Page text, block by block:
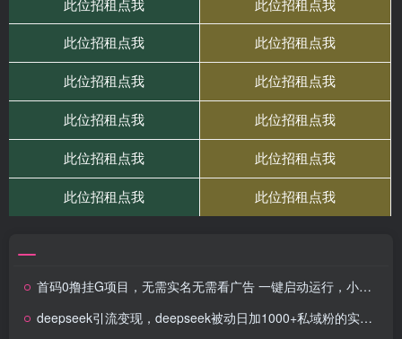
首码0撸挂G项目，无需实名无需看广告 一键启动运行，小白轻松日入三位数
deepseek引流变现，deepseek被动日加1000+私域粉的实战，0粉丝月入过W